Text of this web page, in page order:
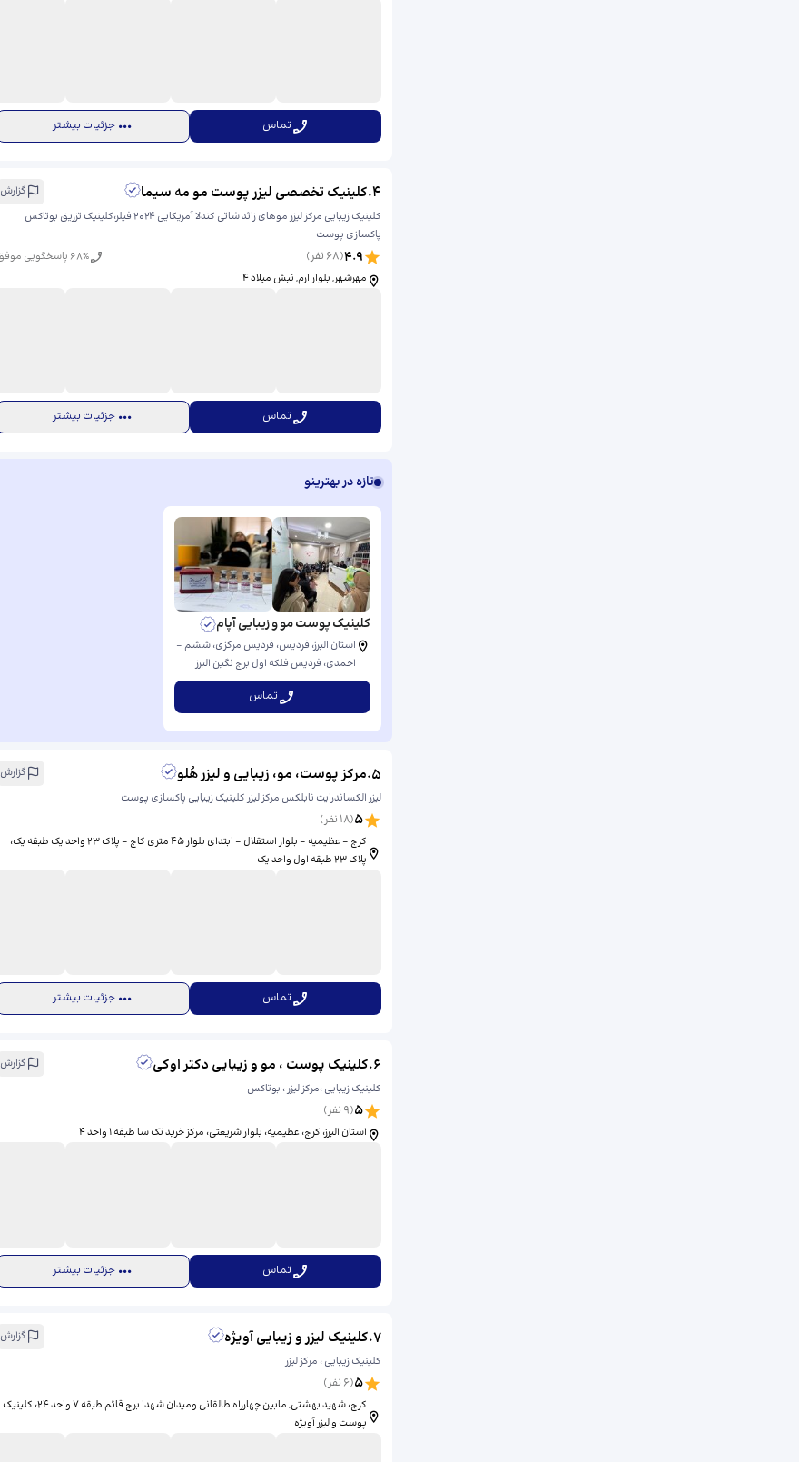
تماس جزئیات بیشتر
4
.کلینیک تخصصی لیزر پوست مو مه سیما
گزارش
کلینیک زیبایی مرکز لیزر موهای زائد شاتی کندلا آمریکایی ۲۰۲۴ فیلر،کلینیک تزریق بوتاکس
پاکسازی پوست
4.9
(
68 نفر) 68% پاسخگویی موفق
مهرشهر, بلوار ارم, نبش میلاد ۴
تماس جزئیات بیشتر
تازه در بهترینو
کلینیک پوست مو و زیبایی آپام
استان البرز، فردیس، فردیس مرکزی، ششم -
احمدی، ​فردیس فلکه اول برج نگین البرز
طبقه۸واحد۳۸
تماس
5
.مرکز پوست، مو، زیبایی و لیزر هُلو
گزارش
لیزر الکساندرایت نابلکس مرکز لیزر کلینیک زیبایی پاکسازی پوست
5
(
18 نفر)
کرج - عظیمیه - بلوار استقلال - ابتدای بلوار ۴۵ متری کاج - پلاک ٢٣ واحد یک طبقه یک، ​
پلاک ۲۳ طبقه اول واحد یک
تماس جزئیات بیشتر
6
.کلینیک پوست ، مو و زیبایی دکتر اوکی
گزارش
کلینیک زیبایی ،مرکز لیزر ، بوتاکس
5
(
9 نفر)
استان البرز، کرج، عظیمیه، بلوار شریعتی، ​مرکز خرید تک سا طبقه ۱ واحد ۴
تماس جزئیات بیشتر
7
.کلینیک لیزر و زیبایی آویژه
گزارش
کلینیک زیبایی ، مرکز لیزر
5
(
6 نفر)
کرج، شهید بهشتى, مابین چهارراه طالقانی ومیدان شهدا برج قائم طبقه ۷ واحد ۲۴، کلینیک
پوست و لیزر آویژه